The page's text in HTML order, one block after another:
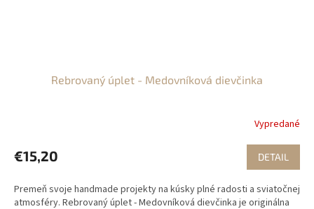
Rebrovaný úplet - Medovníková dievčinka
Vypredané
€15,20 DETAIL
Premeň svoje handmade projekty na kúsky plné radosti a sviatočnej
atmosféry. Rebrovaný úplet - Medovníková dievčinka je originálna